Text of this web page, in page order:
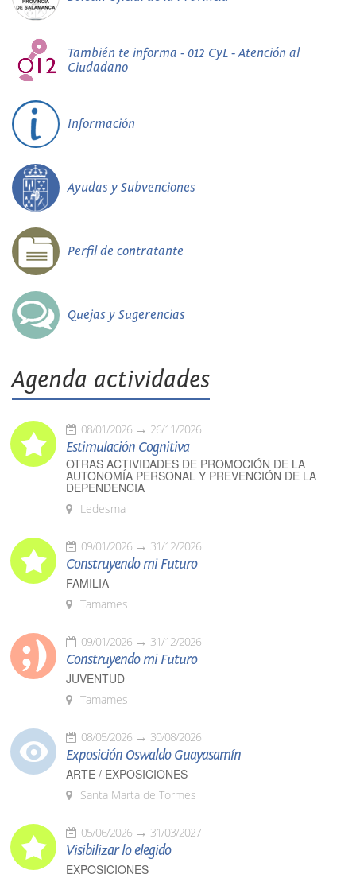
También te informa - 012 CyL - Atención al
Ciudadano
Información
Ayudas y Subvenciones
Perfil de contratante
Quejas y Sugerencias
Agenda actividades
08/01/2026 26/11/2026
Estimulación Cognitiva
OTRAS ACTIVIDADES DE PROMOCIÓN DE LA
AUTONOMÍA PERSONAL Y PREVENCIÓN DE LA
DEPENDENCIA
Ledesma
09/01/2026 31/12/2026
Construyendo mi Futuro
FAMILIA
Tamames
09/01/2026 31/12/2026
Construyendo mi Futuro
JUVENTUD
Tamames
08/05/2026 30/08/2026
Exposición Oswaldo Guayasamín
ARTE / EXPOSICIONES
Santa Marta de Tormes
05/06/2026 31/03/2027
Visibilizar lo elegido
EXPOSICIONES